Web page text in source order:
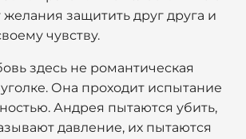
желания защитить друг друга и
чувству.
здесь не романтическая
Она проходит испытание
Андрея пытаются убить,
давление, их пытаются